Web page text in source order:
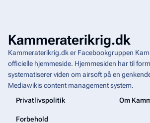
Kammeraterikrig.dk
Kammeraterikrig.dk er Facebookgruppen
officielle hjemmeside. Hjemmesiden har til
systematiserer viden om airsoft på en
Mediawikiscontent management system.
Privatlivspolitik
Om
Forbehold